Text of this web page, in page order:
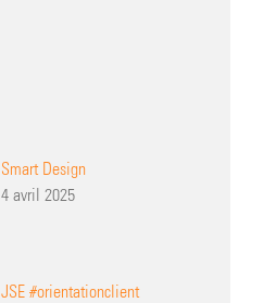
Smart Design
4 avril 2025
JSE #orientationclient